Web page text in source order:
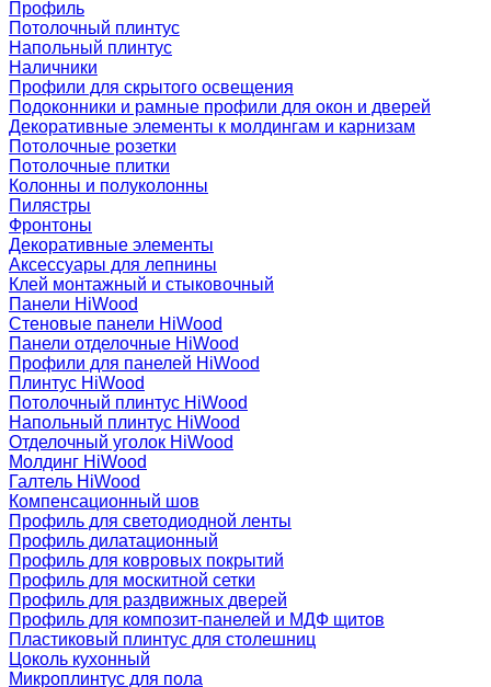
Профиль
Потолочный плинтус
Напольный плинтус
Наличники
Профили для скрытого освещения
Подоконники и рамные профили для окон и дверей
Декоративные элементы к молдингам и карнизам
Потолочные розетки
Потолочные плитки
Колонны и полуколонны
Пилястры
Фронтоны
Декоративные элементы
Аксессуары для лепнины
Клей монтажный и стыковочный
Панели HiWood
Стеновые панели HiWood
Панели отделочные HiWood
Профили для панелей HiWood
Плинтус HiWood
Потолочный плинтус HiWood
Напольный плинтус HiWood
Отделочный уголок HiWood
Молдинг HiWood
Галтель HiWood
Компенсационный шов
Профиль для светодиодной ленты
Профиль дилатационный
Профиль для ковровых покрытий
Профиль для москитной сетки
Профиль для раздвижных дверей
Профиль для композит-панелей и МДФ щитов
Пластиковый плинтус для столешниц
Цоколь кухонный
Микроплинтус для пола